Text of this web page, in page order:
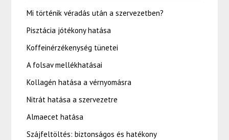
Mi történik véradás után a szervezetben?
Pisztácia jótékony hatása
Koffeinérzékenység tünetei
A folsav mellékhatásai
Kollagén hatása a vérnyomásra
Nitrát hatása a szervezetre
Almaecet hatása
Szájfeltöltés: biztonságos és hatékony